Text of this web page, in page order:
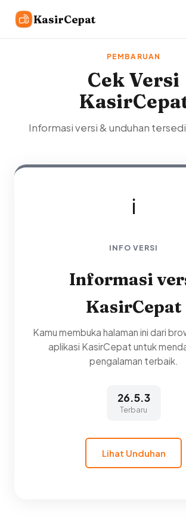
KasirCepat
PEMBARUAN
Cek Versi
Informasi versi & unduhan
ℹ️
INFO VERSI
Informasi
KasirCepat
Kamu membuka halaman ini dari
aplikasi KasirCepat untuk
pengalaman terbaik.
26.5.3
Terbaru
Lihat Unduhan